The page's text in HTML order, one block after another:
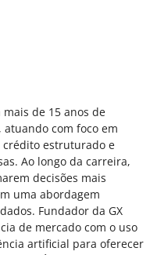
de 15 anos de
com foco em
crédito estruturado e
Ao longo da carreira,
decisões mais
uma abordagem
Fundador da GX
de mercado com o uso
artificial para oferecer